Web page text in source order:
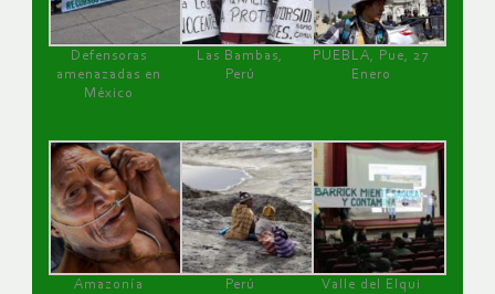
Defensoras
amenazadas en
México
Las Bambas,
Perú
PUEBLA, Pue, 27
Enero
Amazonía
Perú
Valle del Elqui